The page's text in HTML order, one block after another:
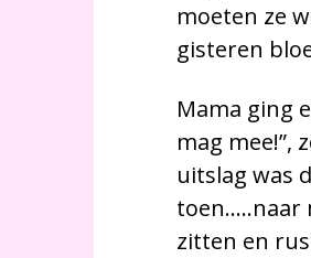
moeten ze
gisteren
Mama ging
mag mee!”,
uitslag was
toen…..naar
zitten en